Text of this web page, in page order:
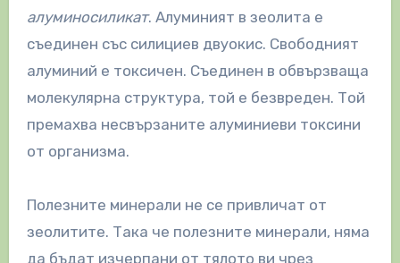
алуминосиликат. Алуминият в зеолита е
съединен със силициев двуокис. Свободният
алуминий е токсичен. Съединен в обвързваща
молекулярна структура, той е безвреден. Той
премахва несвързаните алуминиеви токсини
от организма.
Полезните минерали не се привличат от
зеолитите. Така че полезните минерали, няма
да бъдат изчерпани от тялото ви чрез